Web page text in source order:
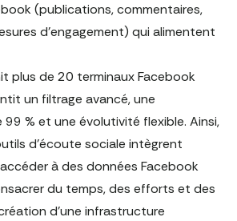
(publications, commentaires,
d'engagement) qui alimentent
plus de 20 terminaux Facebook
un filtrage avancé, une
% et une évolutivité flexible. Ainsi,
d'écoute sociale intègrent
à des données Facebook
du temps, des efforts et des
d'une infrastructure